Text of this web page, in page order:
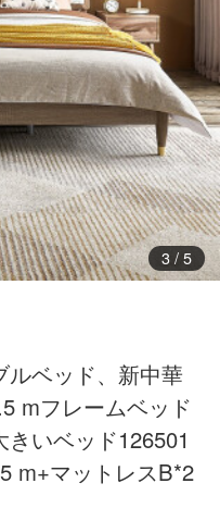
3/ 5
ベッド、新中華
mフレームベッド
いベッド126501
m+マットレスB*2